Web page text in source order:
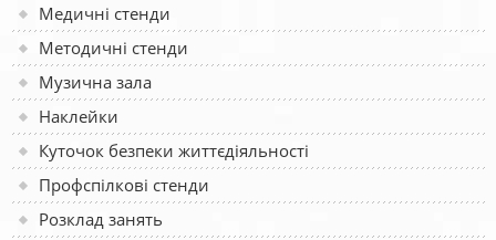
Медичні стенди
Методичні стенди
Музична зала
Наклейки
Куточок безпеки життєдіяльності
Профспілкові стенди
Розклад занять